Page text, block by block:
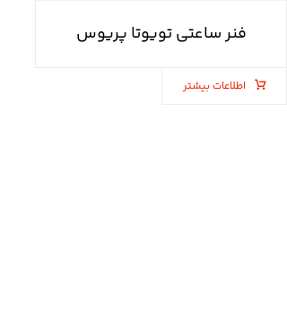
فنر ساعتی تویوتا پریوس
اطلاعات بیشتر